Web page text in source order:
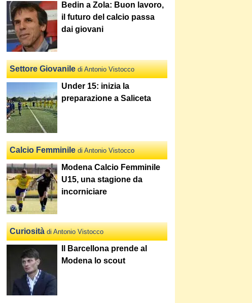
Bedin a Zola: Buon lavoro,
il futuro del calcio passa
dai giovani
Settore Giovanile di Antonio Vistocco
Under 15: inizia la
preparazione a Saliceta
Calcio Femminile di Antonio Vistocco
Modena Calcio Femminile
U15, una stagione da
incorniciare
Curiosità di Antonio Vistocco
Il Barcellona prende al
Modena lo scout